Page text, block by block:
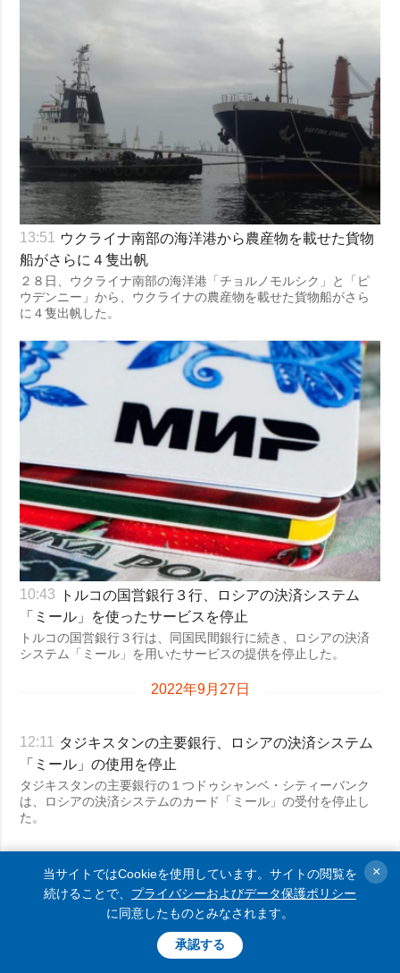
13:51
ウクライナ南部の海洋港から農産物を載せた貨物
船がさらに４隻出帆
２８日、ウクライナ南部の海洋港「チョルノモルシク」と「ピ
ウデンニー」から、ウクライナの農産物を載せた貨物船がさら
に４隻出帆した。
10:43
トルコの国営銀行３行、ロシアの決済システム
「ミール」を使ったサービスを停止
トルコの国営銀行３行は、同国民間銀行に続き、ロシアの決済
システム「ミール」を用いたサービスの提供を停止した。
2022年9月27日
12:11
タジキスタンの主要銀行、ロシアの決済システム
「ミール」の使用を停止
タジキスタンの主要銀行の１つドゥシャンベ・シティーバンク
は、ロシアの決済システムのカード「ミール」の受付を停止し
た。
2022年9月26日
当サイトではCookieを使用しています。サイトの閲覧を
続けることで、 プライバシーおよびデータ保護ポリシー
に同意したものとみなされます。
承認する
×